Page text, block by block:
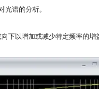
光谱的分析。
下以增加或减少特定频率的